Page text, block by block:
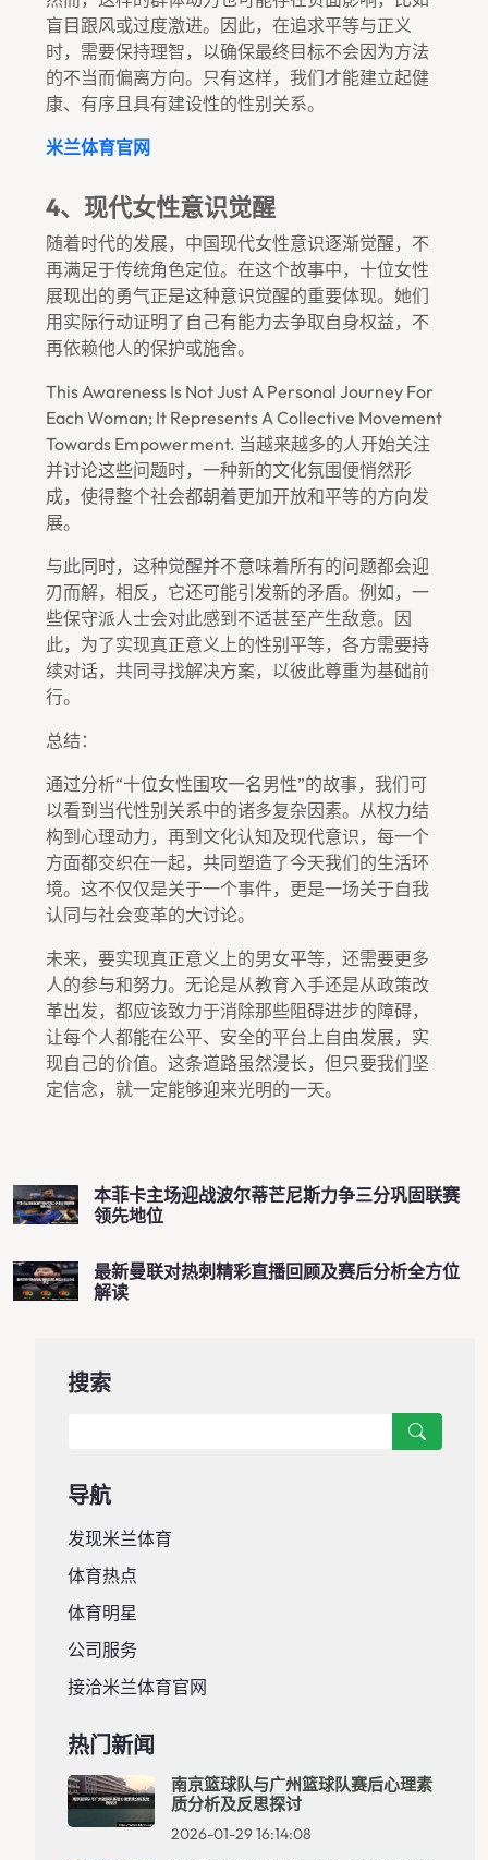
盲目跟风或过度激进。因此，在追求平等与正义
时，需要保持理智，以确保最终目标不会因为方法
的不当而偏离方向。只有这样，我们才能建立起健
康、有序且具有建设性的性别关系。
米兰体育官网
4、现代女性意识觉醒
随着时代的发展，中国现代女性意识逐渐觉醒，不
再满足于传统角色定位。在这个故事中，十位女性
展现出的勇气正是这种意识觉醒的重要体现。她们
用实际行动证明了自己有能力去争取自身权益，不
再依赖他人的保护或施舍。
This Awareness Is Not Just A Personal Journey For
Each Woman; It Represents A Collective Movement
Towards Empowerment. 当越来越多的人开始关注
并讨论这些问题时，一种新的文化氛围便悄然形
成，使得整个社会都朝着更加开放和平等的方向发
展。
与此同时，这种觉醒并不意味着所有的问题都会迎
刃而解，相反，它还可能引发新的矛盾。例如，一
些保守派人士会对此感到不适甚至产生敌意。因
此，为了实现真正意义上的性别平等，各方需要持
续对话，共同寻找解决方案，以彼此尊重为基础前
行。
总结：
通过分析“十位女性围攻一名男性”的故事，我们可
以看到当代性别关系中的诸多复杂因素。从权力结
构到心理动力，再到文化认知及现代意识，每一个
方面都交织在一起，共同塑造了今天我们的生活环
境。这不仅仅是关于一个事件，更是一场关于自我
认同与社会变革的大讨论。
未来，要实现真正意义上的男女平等，还需要更多
人的参与和努力。无论是从教育入手还是从政策改
革出发，都应该致力于消除那些阻碍进步的障碍，
让每个人都能在公平、安全的平台上自由发展，实
现自己的价值。这条道路虽然漫长，但只要我们坚
定信念，就一定能够迎来光明的一天。
本菲卡主场迎战波尔蒂芒尼斯力争三分巩固联赛
领先地位
最新曼联对热刺精彩直播回顾及赛后分析全方位
解读
搜索
导航
发现米兰体育
体育热点
体育明星
公司服务
接洽米兰体育官网
热门新闻
南京篮球队与广州篮球队赛后心理素
质分析及反思探讨
2026-01-29 16:14:08